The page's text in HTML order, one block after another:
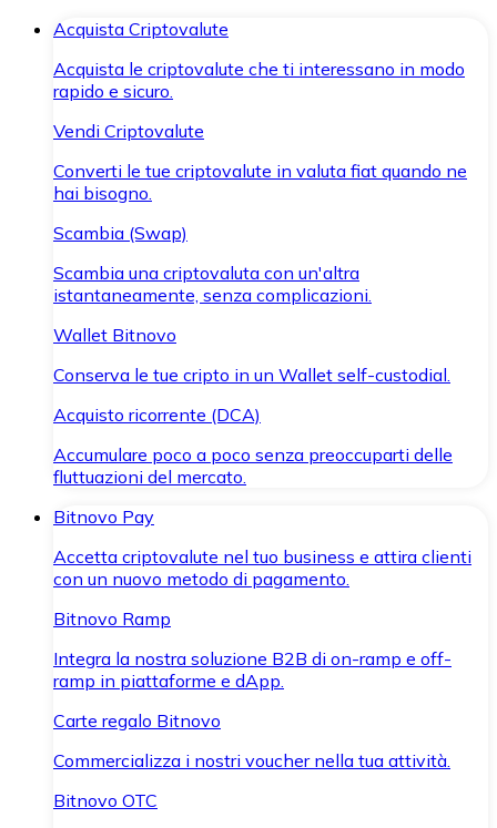
Acquista Criptovalute
Acquista le criptovalute che ti interessano in modo
rapido e sicuro.
Vendi Criptovalute
Converti le tue criptovalute in valuta fiat quando ne
hai bisogno.
Scambia (Swap)
Scambia una criptovaluta con un'altra
istantaneamente, senza complicazioni.
Wallet Bitnovo
Conserva le tue cripto in un Wallet self-custodial.
Acquisto ricorrente (DCA)
Accumulare poco a poco senza preoccuparti delle
fluttuazioni del mercato.
Bitnovo Pay
Accetta criptovalute nel tuo business e attira clienti
con un nuovo metodo di pagamento.
Bitnovo Ramp
Integra la nostra soluzione B2B di on-ramp e off-
ramp in piattaforme e dApp.
Carte regalo Bitnovo
Commercializza i nostri voucher nella tua attività.
Bitnovo OTC